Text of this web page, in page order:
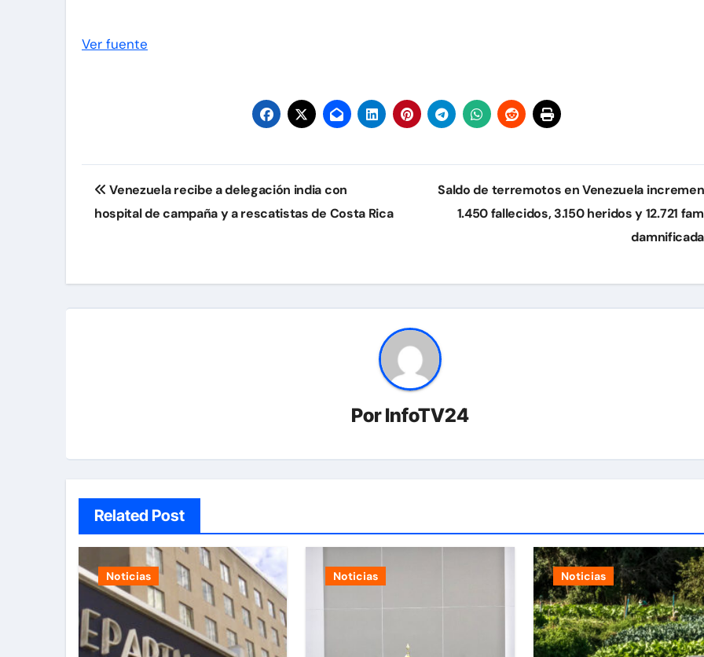
Ver fuente
Navegación
de
Venezuela recibe a delegación india con
hospital de campaña y a rescatistas de Costa Rica
Saldo de terremotos en Venezuela
1.450 fallecidos, 3.150 heridos y 12.721
PorInfoTV24
Related Post
Noticias Noticias Noticias